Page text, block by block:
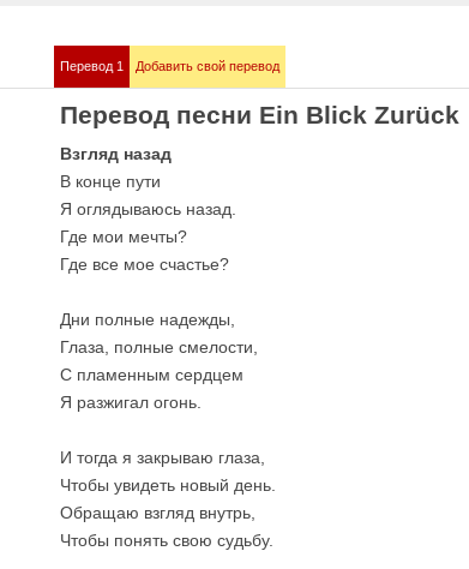
Demis Roussos
Все песни
Перевод 1 Добавить свой перевод
Перевод песни Ein Blick Zurück
Взгляд назад
В конце пути
Я оглядываюсь назад.
Где мои мечты?
Где все мое счастье?
Дни полные надежды,
Глаза, полные смелости,
С пламенным сердцем
Я разжигал огонь.
И тогда я закрываю глаза,
Чтобы увидеть новый день.
Обращаю взгляд внутрь,
Чтобы понять свою судьбу.